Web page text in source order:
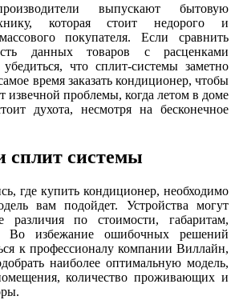
выпускают бытовую
которая стоит недорого и
покупателя. Если сравнить
данных товаров с расценками
что сплит-системы заметно
время заказать кондиционер, чтобы
извечной проблемы, когда летом в доме
духота, несмотря на бесконечное
сплит системы
где купить кондиционер, необходимо
вам подойдет. Устройства могут
различия по стоимости, габаритам,
Во избежание ошибочных решений
к профессионалу компании Виллайн,
наиболее оптимальную модель,
количество проживающих и